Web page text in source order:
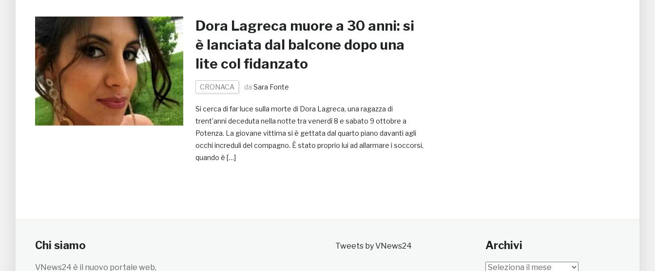
Dora Lagreca muore a 30 anni: si
è lanciata dal balcone dopo una
lite col fidanzato
CRONACA da Sara Fonte
Si cerca di far luce sulla morte di Dora Lagreca, una ragazza di
trent’anni deceduta nella notte tra venerdì 8 e sabato 9 ottobre a
Potenza. La giovane vittima si è gettata dal quarto piano davanti agli
occhi increduli del compagno. È stato proprio lui ad allarmare i soccorsi,
quando è […]
Chi siamo
VNews24 è il nuovo portale web,
Tweets by VNews24 Archivi
Archivi